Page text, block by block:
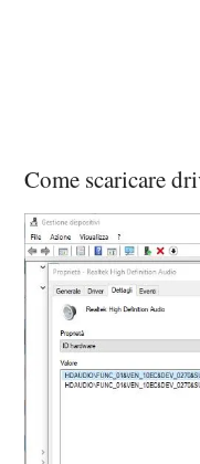
Come scaricare